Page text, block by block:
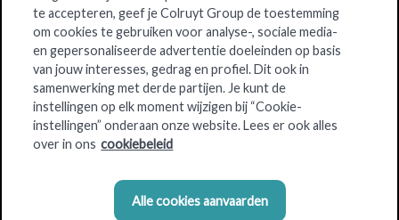
OKay is depraktische buurtsupermarktwaar je snel,
goedkoop en makkelijk je dagelijkse boodschappen doet op
een compacte oppervlakte. En met plezier, want net zoals bij
alle merken van Colruyt Group, helpen onze medewerkers je
graag verder.
En omdat we ons opgoed bereikbare plaatsenbevinden,
vermijd je files en lange afstanden. Dankzij onze ruime
te accepteren, geef je Colruyt Group de toestemming
om cookies te gebruiken voor analyse-, sociale media-
en gepersonaliseerde advertentie doeleinden op basis
van jouw interesses, gedrag en profiel. Dit ook in
samenwerking met derde partijen. Je kunt de
instellingen op elk moment wijzigen bij “Cookie-
instellingen” onderaan onze website. Lees er ook alles
over in ons cookiebeleid
Alle cookies aanvaarden